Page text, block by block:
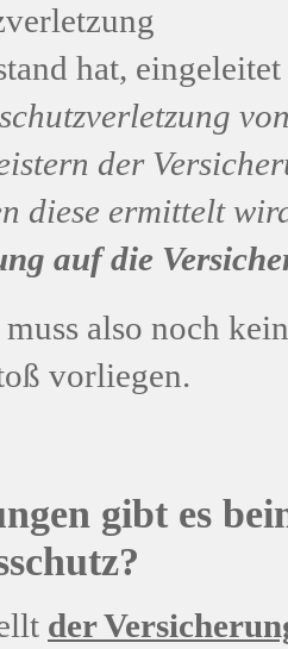
hat,
der
diese ermittelt
auf die
also noch
vorliegen.
gibt es
der